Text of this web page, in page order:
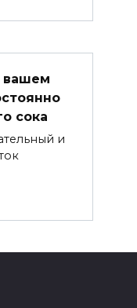
вашем
сока
и